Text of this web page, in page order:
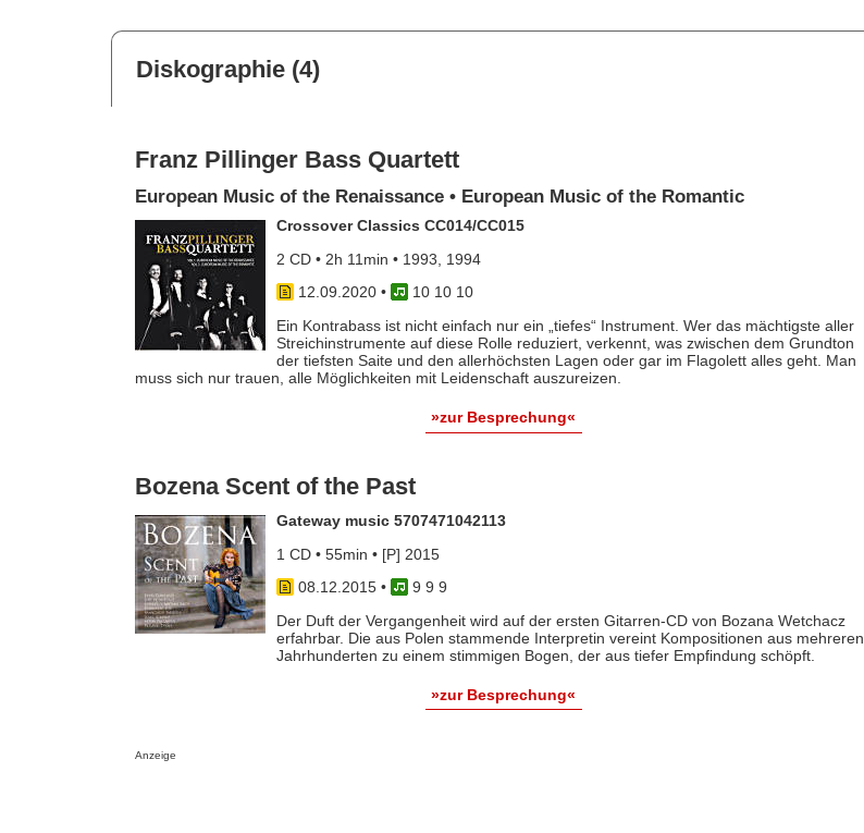
Diskographie (4)
Franz Pillinger Bass Quartett
European Music of the Renaissance • European Music of the Romantic
Crossover Classics CC014/CC015
2 CD • 2h 11min • 1993, 1994
12.09.2020•
10 10 10
Ein Kontrabass ist nicht einfach nur ein „tiefes“ Instrument. Wer das mächtigste aller
Streichinstrumente auf diese Rolle reduziert, verkennt, was zwischen dem Grundton
der tiefsten Saite und den allerhöchsten Lagen oder gar im Flagolett alles geht. Man
muss sich nur trauen, alle Möglichkeiten mit Leidenschaft auszureizen.
»zur Besprechung«
Bozena Scent of the Past
Gateway music 5707471042113
1 CD • 55min • [P] 2015
08.12.2015•
9 9 9
Der Duft der Vergangenheit wird auf der ersten Gitarren-CD von Bozana Wetchacz
erfahrbar. Die aus Polen stammende Interpretin vereint Kompositionen aus mehreren
Jahrhunderten zu einem stimmigen Bogen, der aus tiefer Empfindung schöpft.
»zur Besprechung«
Anzeige